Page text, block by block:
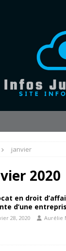
janvier
2020
en droit
d’une
28, 2020 Aurélie